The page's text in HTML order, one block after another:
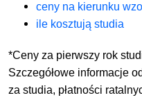
ceny na kierunku
ile kosztują studia
*Ceny za pierwszy rok
Szczegółowe informacje
za studia, płatności